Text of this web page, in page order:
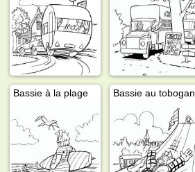
Bassie à la plage Bassie au tobogan